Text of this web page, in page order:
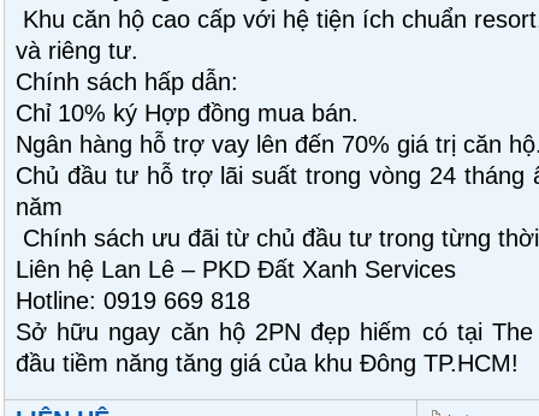
Khu căn hộ cao cấp với hệ tiện ích chuẩn
và riêng tư.
Chính sách hấp dẫn:
Chỉ 10% ký Hợp đồng mua bán.
Ngân hàng hỗ trợ vay lên đến 70% giá trị căn
Chủ đầu tư hỗ trợ lãi suất trong vòng 24 tháng
năm
Chính sách ưu đãi từ chủ đầu tư trong từng
Liên hệ Lan Lê – PKD Đất Xanh Services
Hotline: 0919 669 818
Sở hữu ngay căn hộ 2PN đẹp hiếm có tại
đầu tiềm năng tăng giá của khu Đông TP.HCM!